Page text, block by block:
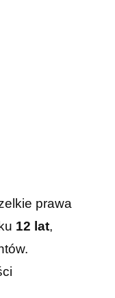
prawa
12 lat,